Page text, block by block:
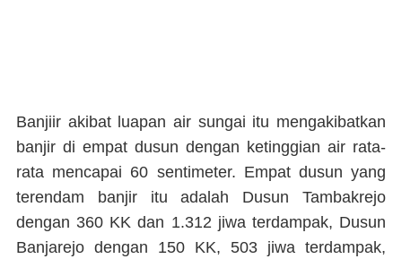
Banjiir akibat luapan air sungai itu mengakibatkan
banjir di empat dusun dengan ketinggian air rata-
rata mencapai 60 sentimeter. Empat dusun yang
terendam banjir itu adalah Dusun Tambakrejo
dengan 360 KK dan 1.312 jiwa terdampak, Dusun
Banjarejo dengan 150 KK, 503 jiwa terdampak,